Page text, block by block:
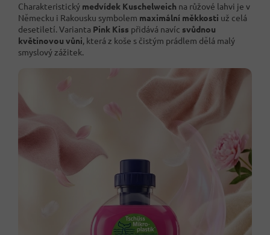
Charakteristický medvídek Kuschelweich na růžové lahvi je v
Německu i Rakousku symbolem maximální měkkosti už celá
desetiletí. Varianta Pink Kiss přidává navíc svůdnou
květinovou vůni, která z koše s čistým prádlem dělá malý
smyslový zážitek.